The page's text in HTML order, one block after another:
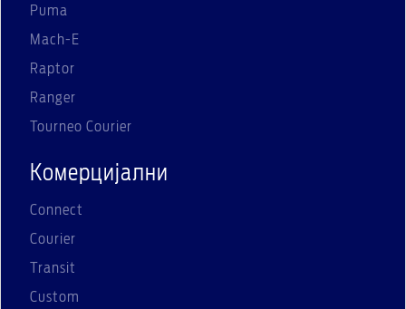
Puma
Mach-E
Raptor
Ranger
Tourneo Courier
Комерцијални
Connect
Courier
Transit
Custom